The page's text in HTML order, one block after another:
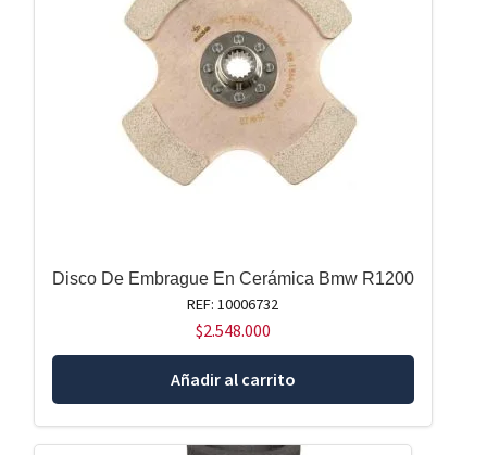
Disco De Embrague En Cerámica Bmw R1200
REF: 10006732
$2.548.000
Añadir al carrito